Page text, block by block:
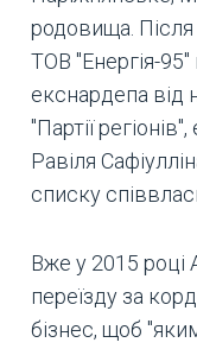
родовища.
ТОВ "Енергія-
екснардепа від
"Партії
Равіля
списку
Вже у 2015 році
переїзду за
бізнес, щоб